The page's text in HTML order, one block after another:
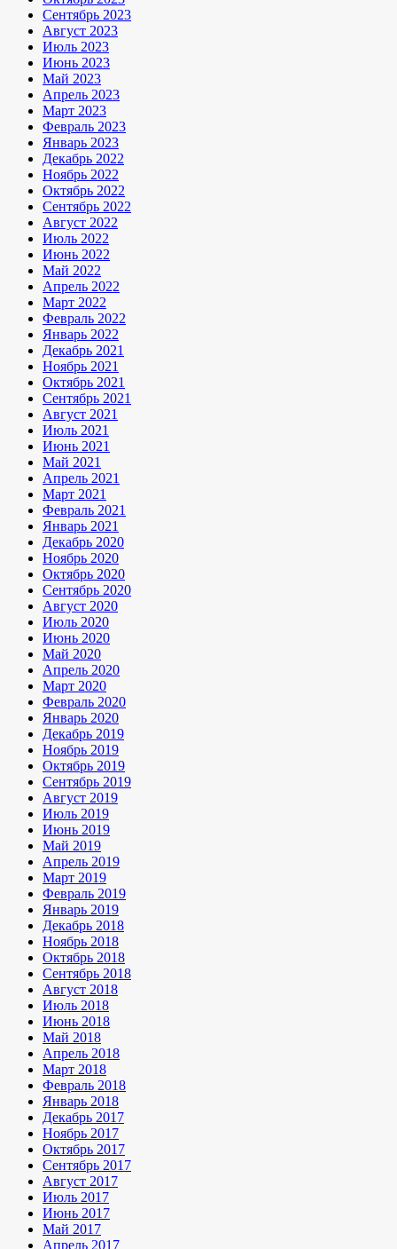
Сентябрь 2023
Август 2023
Июль 2023
Июнь 2023
Май 2023
Апрель 2023
Март 2023
Февраль 2023
Январь 2023
Декабрь 2022
Ноябрь 2022
Октябрь 2022
Сентябрь 2022
Август 2022
Июль 2022
Июнь 2022
Май 2022
Апрель 2022
Март 2022
Февраль 2022
Январь 2022
Декабрь 2021
Ноябрь 2021
Октябрь 2021
Сентябрь 2021
Август 2021
Июль 2021
Июнь 2021
Май 2021
Апрель 2021
Март 2021
Февраль 2021
Январь 2021
Декабрь 2020
Ноябрь 2020
Октябрь 2020
Сентябрь 2020
Август 2020
Июль 2020
Июнь 2020
Май 2020
Апрель 2020
Март 2020
Февраль 2020
Январь 2020
Декабрь 2019
Ноябрь 2019
Октябрь 2019
Сентябрь 2019
Август 2019
Июль 2019
Июнь 2019
Май 2019
Апрель 2019
Март 2019
Февраль 2019
Январь 2019
Декабрь 2018
Ноябрь 2018
Октябрь 2018
Сентябрь 2018
Август 2018
Июль 2018
Июнь 2018
Май 2018
Апрель 2018
Март 2018
Февраль 2018
Январь 2018
Декабрь 2017
Ноябрь 2017
Октябрь 2017
Сентябрь 2017
Август 2017
Июль 2017
Июнь 2017
Май 2017
Апрель 2017